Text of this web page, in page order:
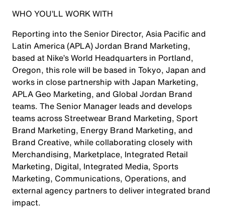
WHO YOU’LL WORK WITH
Reporting into the Senior Director, Asia Pacific and
Latin America (APLA) Jordan Brand Marketing,
based at Nike’s World Headquarters in Portland,
Oregon, this role will be based in Tokyo, Japan and
works in close partnership with Japan Marketing,
APLA Geo Marketing, and Global Jordan Brand
teams. The Senior Manager leads and develops
teams across Streetwear Brand Marketing, Sport
Brand Marketing, Energy Brand Marketing, and
Brand Creative, while collaborating closely with
Merchandising, Marketplace, Integrated Retail
Marketing, Digital, Integrated Media, Sports
Marketing, Communications, Operations, and
external agency partners to deliver integrated brand
impact.